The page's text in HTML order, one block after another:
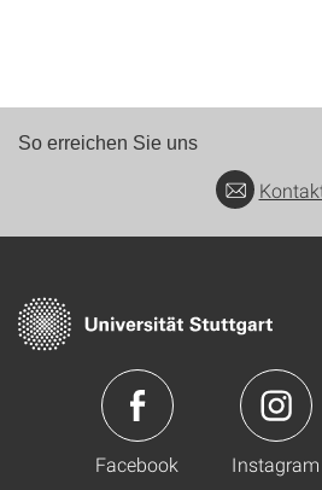
So erreichen Sie uns
Facebook Instagram